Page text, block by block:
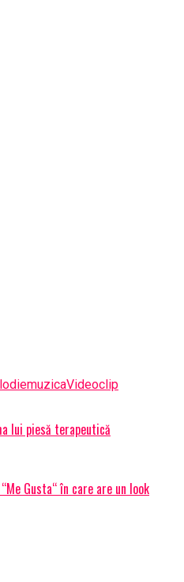
muzicaVideoclip
lui piesă terapeutică
Gusta“ în care are un look